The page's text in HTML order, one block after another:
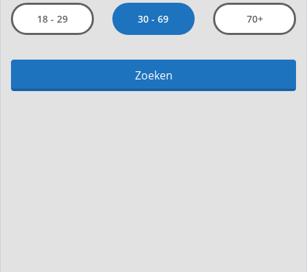
18 - 29 30 - 69 70+
Zoeken